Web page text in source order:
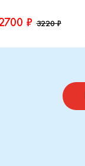
₽ 3220 ₽